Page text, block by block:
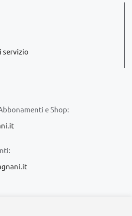
servizio
e Shop: